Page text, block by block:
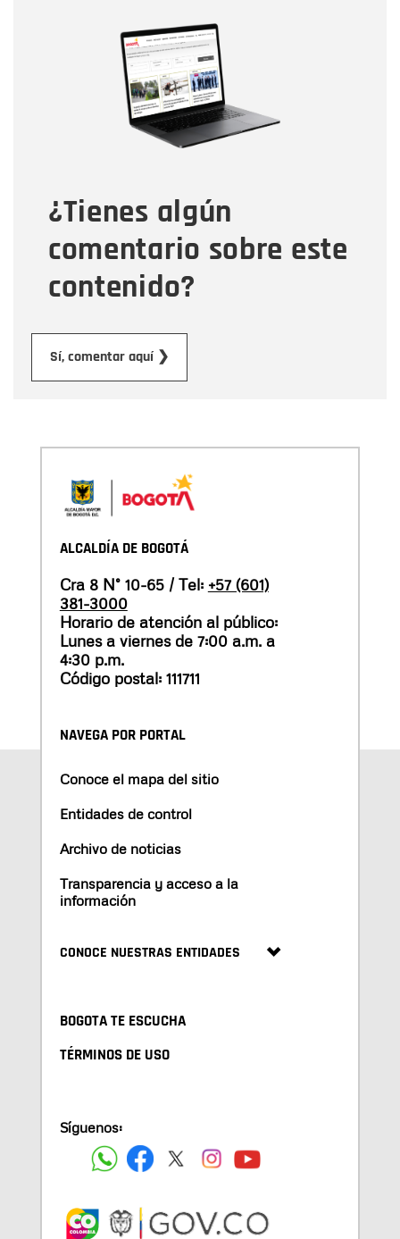
¿Tienes algún
comentario sobre este
contenido?
Sí, comentar aquí ❯
Correo electrónico
Tipo de comentario
Mensaje
ALCALDÍA DE BOGOTÁ
Cra 8 N° 10-65 / Tel: +57 (601)
381-3000
Horario de atención al público:
Lunes a viernes de 7:00 a.m. a
4:30 p.m.
Código postal: 111711
NAVEGA POR PORTAL
Conoce el mapa del sitio
Entidades de control
Archivo de noticias
Transparencia y acceso a la
información
CONOCE NUESTRAS ENTIDADES
BOGOTA TE ESCUCHA
TÉRMINOS DE USO
Síguenos: